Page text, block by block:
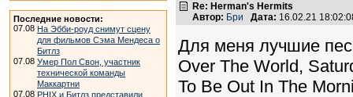
Последние новости:
07.08 На Эбби-роуд снимут сцену
для фильмов Сэма Мендеса о
Битлз
07.08 Умер Пол Свон, участник
технической команды
Маккартни
07.08 PHIX и Битлз представили
Re: Herman's Hermits
Автор: Бри Дата: 16.02.21
Для меня лучшие
Over The World,
To Be Out In The